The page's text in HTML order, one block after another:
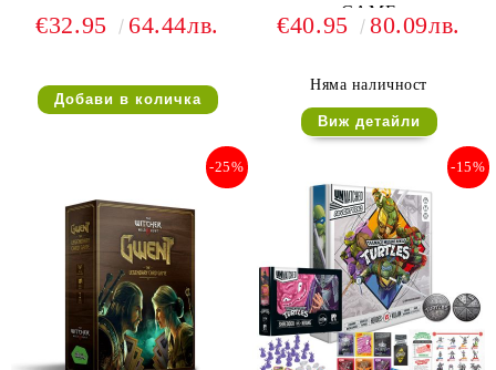
€32.95 64.44лв.
GAME
€40.95 80.09лв.
Няма наличност
Виж детайли
-25% -15%